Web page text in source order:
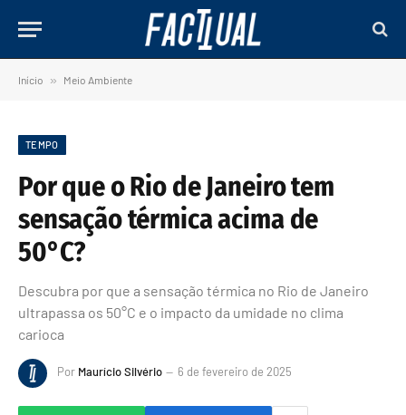
Início » Meio Ambiente
TEMPO
Por que o Rio de Janeiro tem
sensação térmica acima de
50°C?
Descubra por que a sensação térmica no Rio de Janeiro
ultrapassa os 50°C e o impacto da umidade no clima
carioca
Por Maurício Silvério 6 de fevereiro de 2025